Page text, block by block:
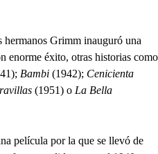
hermanos Grimm inauguró una
enorme éxito, otras historias como
Bambi (1942); Cenicienta
(1951) o La Bella
película por la que se llevó de